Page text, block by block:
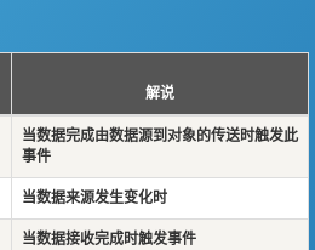
解说
当数据完成由数据源到对象的传送时触发此
事件
当数据来源发生变化时
当数据接收完成时触发事件